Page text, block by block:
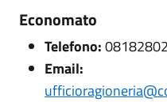
Economato
Telefono:
Email: